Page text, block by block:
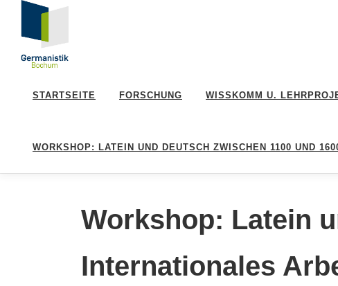
springen
STARTSEITE FORSCHUNG WISSKOMM U.
WORKSHOP: LATEIN UND DEUTSCH ZWISCHEN 1100 UND
Workshop: Latein
Internationales